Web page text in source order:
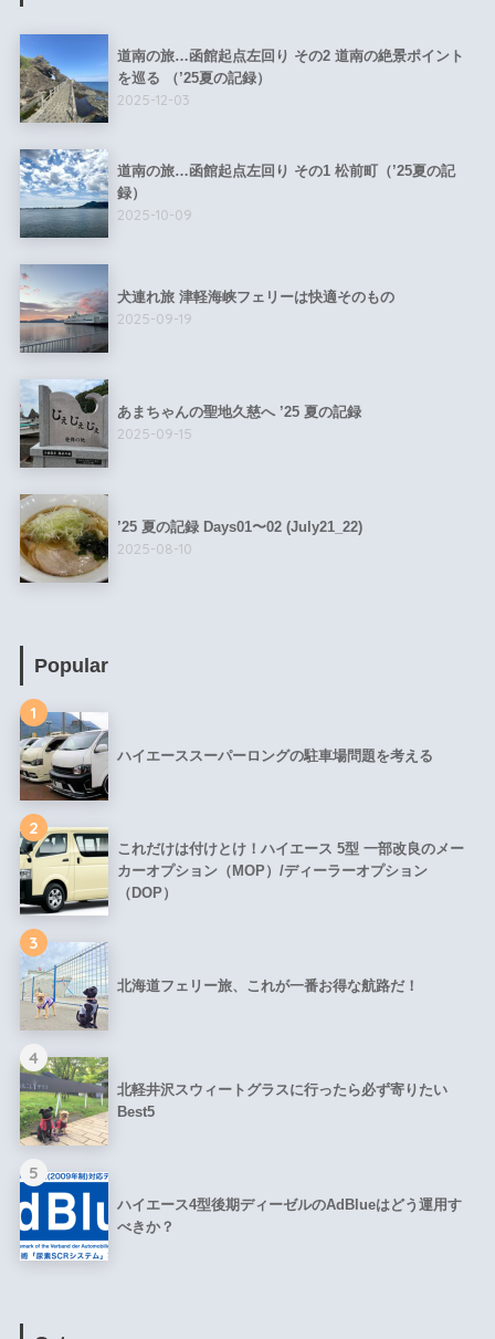
道南の旅…函館起点左回り その2 道南の絶景ポイント
を巡る （’25夏の記録）
2025-12-03
道南の旅…函館起点左回り その1 松前町（’25夏の記
録）
2025-10-09
犬連れ旅 津軽海峡フェリーは快適そのもの
2025-09-19
あまちゃんの聖地久慈へ ’25 夏の記録
2025-09-15
’25 夏の記録 Days01〜02 (July21_22)
2025-08-10
Popular
1
ハイエーススーパーロングの駐車場問題を考える
2
これだけは付けとけ！ハイエース 5型 一部改良のメー
カーオプション（MOP）/ディーラーオプション
（DOP）
3
北海道フェリー旅、これが一番お得な航路だ！
4
北軽井沢スウィートグラスに行ったら必ず寄りたい
Best5
5
ハイエース4型後期ディーゼルのAdBlueはどう運用す
べきか？